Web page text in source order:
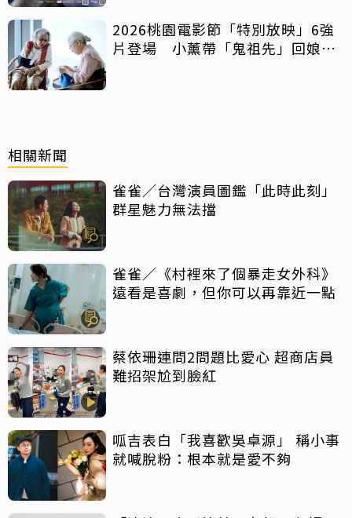
2026桃園電影節「特別放映」6強
片登場 小薰帶「鬼祖先」回娘
相關新聞
雀雀／台灣演員圖鑑「此時此刻」
群星魅力無法擋
雀雀／《村裡來了個暴走女外科》
遠看是喜劇，但你可以再靠近一點
蔡依珊連問2問題比愛心 超商店員
難招架尬到臉紅
呱吉表白「我喜歡吳卓源」 稱小事
就喊脫粉：根本就是愛不夠